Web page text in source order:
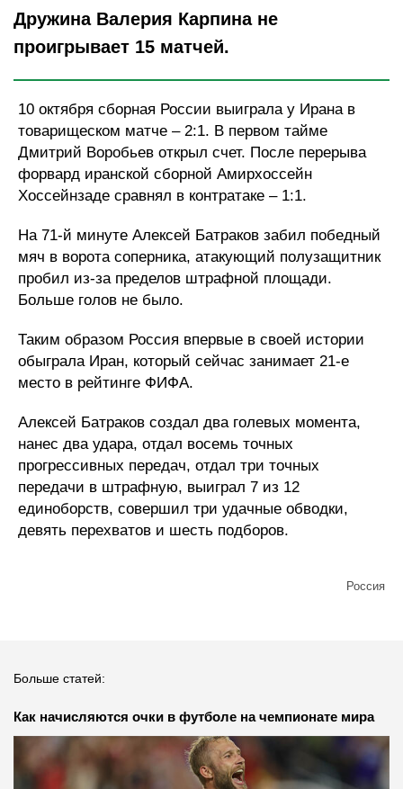
Дружина Валерия Карпина не
проигрывает 15 матчей.
10 октября сборная России выиграла у Ирана в
товарищеском матче – 2:1. В первом тайме
Дмитрий Воробьев открыл счет. После перерыва
форвард иранской сборной Амирхоссейн
Хоссейнзаде сравнял в контратаке – 1:1.
На 71-й минуте Алексей Батраков забил победный
мяч в ворота соперника, атакующий полузащитник
пробил из-за пределов штрафной площади.
Больше голов не было.
Таким образом Россия впервые в своей истории
обыграла Иран, который сейчас занимает 21-е
место в рейтинге ФИФА.
Алексей Батраков создал два голевых момента,
нанес два удара, отдал восемь точных
прогрессивных передач, отдал три точных
передачи в штрафную, выиграл 7 из 12
единоборств, совершил три удачные обводки,
девять перехватов и шесть подборов.
Россия
Больше статей:
Как начисляются очки в футболе на чемпионате мира